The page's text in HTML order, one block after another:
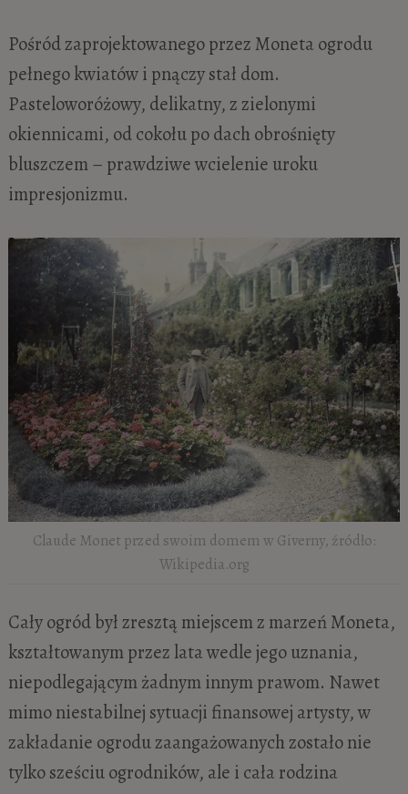
Pośród zaprojektowanego przez Moneta ogrodu
pełnego kwiatów i pnączy stał dom.
Pasteloworóżowy, delikatny, z zielonymi
okiennicami, od cokołu po dach obrośnięty
bluszczem – prawdziwe wcielenie uroku
impresjonizmu.
Claude Monet przed swoim domem w Giverny, źródło:
Wikipedia.org
Cały ogród był zresztą miejscem z marzeń Moneta,
kształtowanym przez lata wedle jego uznania,
niepodlegającym żadnym innym prawom. Nawet
mimo niestabilnej sytuacji finansowej artysty, w
zakładanie ogrodu zaangażowanych zostało nie
tylko sześciu ogrodników, ale i cała rodzina